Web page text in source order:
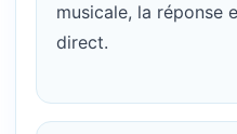
musicale, la réponse
direct.